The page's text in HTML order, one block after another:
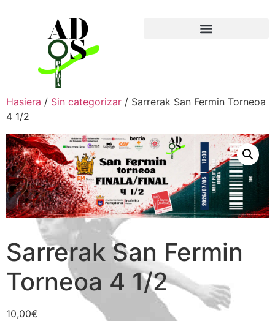
Hasiera / Sin categorizar / Sarrerak San Fermin Torneoa
4 1/2
Sarrerak San Fermin
Torneoa 4 1/2
10,00€